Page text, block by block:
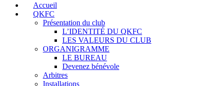
Accueil
QKFC
Présentation du club
L’IDENTITÉ DU QKFC
LES VALEURS DU CLUB
ORGANIGRAMME
LE BUREAU
Devenez bénévole
Arbitres
Installations